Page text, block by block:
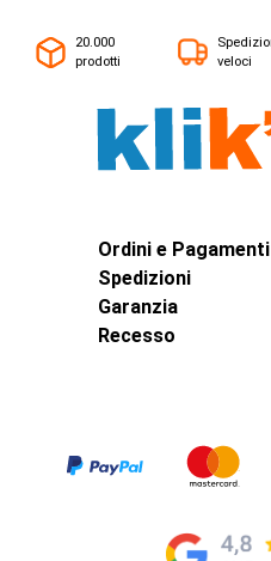
20.000
prodotti
veloci
Ordini e Pagamenti
Spedizioni
Garanzia
Recesso